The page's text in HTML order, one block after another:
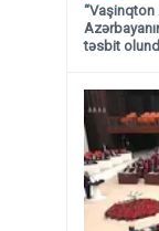
“Vaşinqton
təsbit